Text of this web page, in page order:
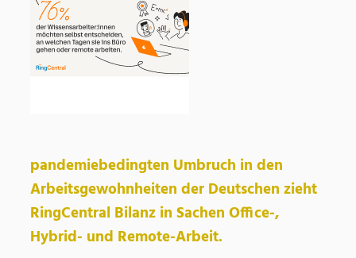
pandemiebedingten Umbruch in den
Arbeitsgewohnheiten der Deutschen zieht
RingCentral Bilanz in Sachen Office-,
Hybrid- und Remote-Arbeit.